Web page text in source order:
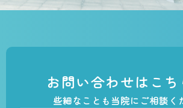
お問い合わせはこち
些細なことも当院にご相談く